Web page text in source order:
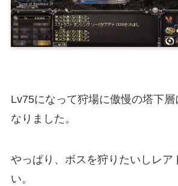
Lv75になって狩場に傲慢の塔下
なりました。
やっぱり、ボスを狩りたいしレア
い。